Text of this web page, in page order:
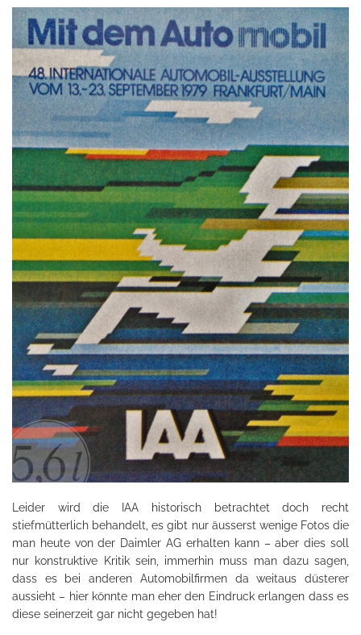
Leider wird die IAA historisch betrachtet doch recht
stiefmütterlich behandelt, es gibt nur äusserst wenige Fotos die
man heute von der Daimler AG erhalten kann – aber dies soll
nur konstruktive Kritik sein, immerhin muss man dazu sagen,
dass es bei anderen Automobilfirmen da weitaus düsterer
aussieht – hier könnte man eher den Eindruck erlangen dass es
diese seinerzeit gar nicht gegeben hat!